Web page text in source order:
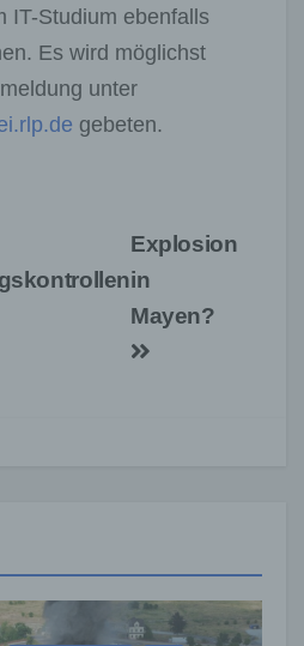
IT-Studium ebenfalls
Es wird möglichst
unter
gebeten.
Explosion
in
Mayen?